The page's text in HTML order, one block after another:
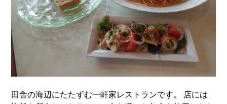
田舎の海辺にたたずむ一軒家レストランです。 店には